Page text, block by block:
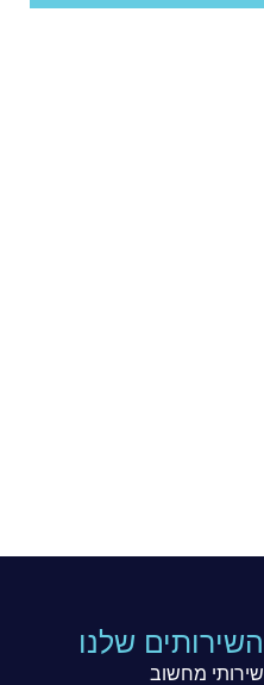
השירותים שלנו
שירותי מחשוב